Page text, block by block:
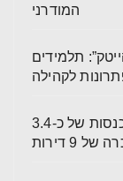
המודרני
תלמידים
לקהילה
תושב ירושלים חשוד שלא דיווח על הכנסות של כ-3.4
9 דירות